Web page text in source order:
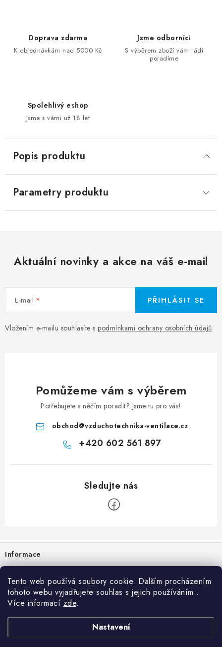
Tento web používá soubory cookie. Dalším procházením
tohoto webu vyjadřujete souhlas s jejich používáním..
Více informací zde.
Nastavení
Doprava zdarma
K objednávkám nad 5000 Kč
Jsme odborníci
S výběrem zboží vám rádi
poradíme
Spolehlivý eshop
Jsme s vámi už 18 let
Popis produktu
Parametry produktu
Aktuální novinky a akce na váš e-mail
E-mail
Vložením e-mailu souhlasíte s podmínkami ochrany osobních údajů
PŘIHLÁSIT SE
Pomůžeme vám s výběrem
Potřebujete s něčím poradit? Jsme tu pro vás!
obchod@vzduchotechnika-ventilace.cz
+420 602 561 897
Informace
Prodejna
Rady a tipy